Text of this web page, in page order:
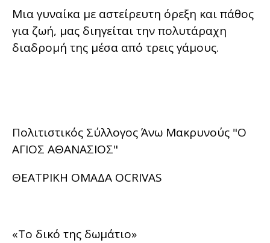
Μια γυναίκα με αστείρευτη όρεξη και πάθος
για ζωή, μας διηγείται την πολυτάραχη
διαδρομή της μέσα από τρεις γάμους.
Πολιτιστικός Σύλλογος Άνω Μακρυνούς "Ο
ΑΓΙΟΣ ΑΘΑΝΑΣΙΟΣ"
ΘΕΑΤΡΙΚΗ ΟΜΑΔΑ OCRIVAS
«Το δικό της δωμάτιο»